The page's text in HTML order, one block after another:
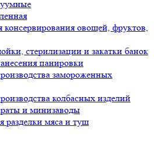
консервирования овощей, фруктов,
стерилизации и закатки банок
панировки
замороженных
колбасных изделий
и минизаводы
разделки мяса и туш